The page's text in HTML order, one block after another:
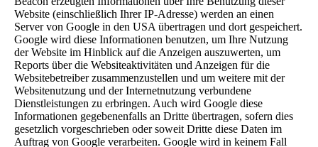
Website (einschließlich Ihrer IP-Adresse) werden an einen
Server von Google in den USA übertragen und dort gespeichert.
Google wird diese Informationen benutzen, um Ihre Nutzung
der Website im Hinblick auf die Anzeigen auszuwerten, um
Reports über die Websiteaktivitäten und Anzeigen für die
Websitebetreiber zusammenzustellen und um weitere mit der
Websitenutzung und der Internetnutzung verbundene
Dienstleistungen zu erbringen. Auch wird Google diese
Informationen gegebenenfalls an Dritte übertragen, sofern dies
gesetzlich vorgeschrieben oder soweit Dritte diese Daten im
Auftrag von Google verarbeiten. Google wird in keinem Fall